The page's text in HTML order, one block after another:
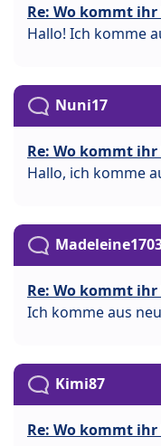
Re: Wo kommt ihr
Hallo! Ich komme
Nuni17
Re: Wo kommt ihr
Hallo, ich komme
Re: Wo kommt ihr
Ich komme aus
Kimi87
Re: Wo kommt ihr